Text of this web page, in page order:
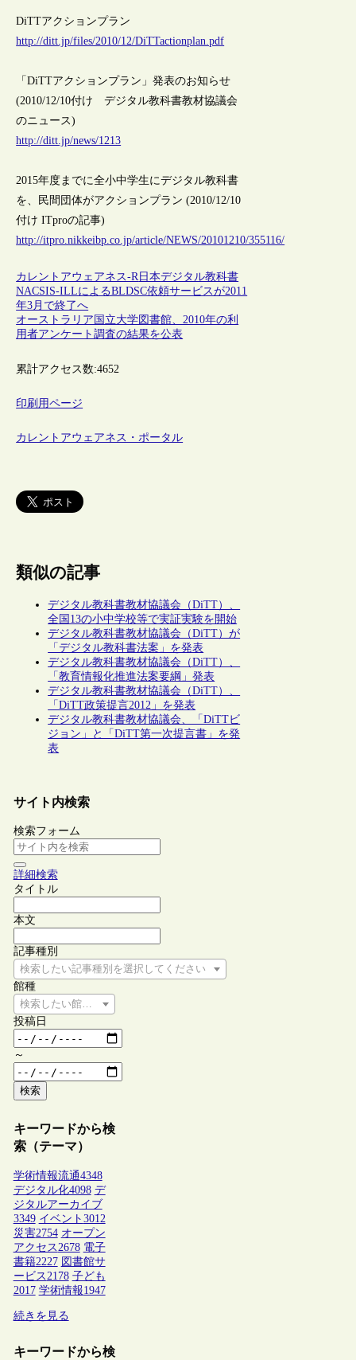
DiTTアクションプラン
http://ditt.jp/files/2010/12/DiTTactionplan.pdf
「DiTTアクションプラン」発表のお知らせ
(2010/12/10付け デジタル教科書教材協議会
のニュース)
http://ditt.jp/news/1213
2015年度までに全小中学生にデジタル教科書
を、民間団体がアクションプラン (2010/12/10
付け ITproの記事)
http://itpro.nikkeibp.co.jp/article/NEWS/20101210/355116/
カレントアウェアネス-R日本デジタル教科書
NACSIS-ILLによるBLDSC依頼サービスが2011
年3月で終了へ
オーストラリア国立大学図書館、2010年の利
用者アンケート調査の結果を公表
累計アクセス数:4652
印刷用ページ
カレントアウェアネス・ポータル
類似の記事
デジタル教科書教材協議会（DiTT）、
全国13の小中学校等で実証実験を開始
デジタル教科書教材協議会（DiTT）が
「デジタル教科書法案」を発表
デジタル教科書教材協議会（DiTT）、
「教育情報化推進法案要綱」発表
デジタル教科書教材協議会（DiTT）、
「DiTT政策提言2012」を発表
デジタル教科書教材協議会、「DiTTビ
ジョン」と「DiTT第一次提言書」を発
表
サイト内検索
検索フォーム
詳細検索
タイトル
本文
記事種別
検索したい記事種別を選択してください
館種
検索したい館種を選択してください
投稿日
～
検索
キーワードから検
索（テーマ）
学術情報流通4348
デジタル化4098 デ
ジタルアーカイブ
3349 イベント 3012
災害2754 オープン
アクセス 2678 電子
書籍2227 図書館サ
ービス 2178 子ども
2017 学術情報1947
続きを見る
キーワードから検